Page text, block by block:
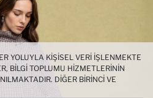
YOLUYLA KIŞISEL VERI IŞLENMEKTE
BILGI TOPLUMU HIZMETLERININ
DIĞER BIRINCI VE
DAHA IYI BIR ALIŞVERIŞ